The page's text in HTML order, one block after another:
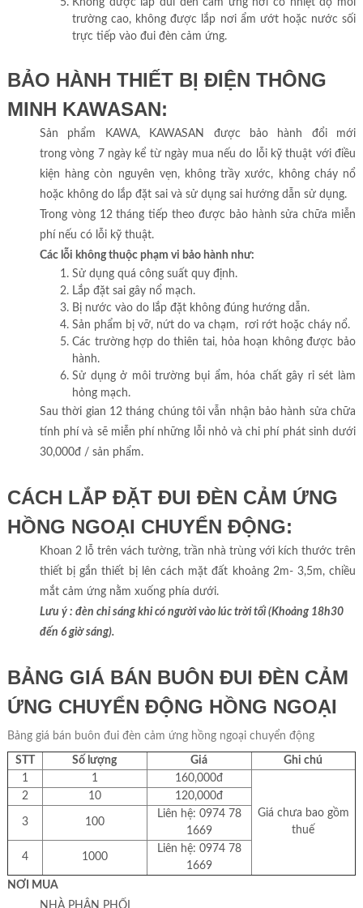
Không được lắp đui đèn cảm ứng nơi có nhiệt độ môi
trường cao, không được lắp nơi ẩm ướt hoặc nước sối
trực tiếp vào đui đèn cảm ứng.
BẢO HÀNH THIẾT BỊ ĐIỆN THÔNG
MINH KAWASAN:
Sản phẩm KAWA, KAWASAN được bảo hành đổi mới
trong vòng 7 ngày kể từ ngày mua nếu do lỗi kỹ thuật với điều
kiện hàng còn nguyên vẹn, không trầy xước, không cháy nổ
hoặc không do lắp đặt sai và sử dụng sai hướng dẫn sử dụng.
Trong vòng 12 tháng tiếp theo được bảo hành sửa chữa miễn
phí nếu có lỗi kỹ thuật.
Các lỗi không thuộc phạm vi bảo hành như:
Sử dụng quá công suất quy định.
Lắp đặt sai gây nổ mạch.
Bị nước vào do lắp đặt không đúng hướng dẫn.
Sản phẩm bị vỡ, nứt do va chạm, rơi rớt hoặc cháy nổ.
Các trường hợp do thiên tai, hỏa hoạn không được bảo
hành.
Sử dụng ở môi trường bụi ẩm, hóa chất gây rỉ sét làm
hỏng mạch.
Sau thời gian 12 tháng chúng tôi vẫn nhận bảo hành sửa chữa
tính phí và sẽ miễn phí những lỗi nhỏ và chi phí phát sinh dưới
30,000đ / sản phẩm.
CÁCH LẮP ĐẶT ĐUI ĐÈN CẢM ỨNG
HỒNG NGOẠI CHUYỂN ĐỘNG:
Khoan 2 lỗ trên vách tường, trần nhà trùng với kích thước trên
thiết bị gắn thiết bị lên cách mặt đất khoảng 2m- 3,5m, chiều
mắt cảm ứng nằm xuống phía dưới.
Lưu ý : đèn chỉ sáng khi có người vào lúc trời tối (Khoảng 18h30
đến 6 giờ sáng).
BẢNG GIÁ BÁN BUÔN ĐUI ĐÈN CẢM
ỨNG CHUYỂN ĐỘNG HỒNG NGOẠI
Bảng giá bán buôn đui đèn cảm ứng hồng ngoại chuyển động
STT Số lượng Giá
Ghi chú
1
1 160,000đ
Giá chưa bao gồm
thuế
2 10 120,000đ
3 100
Liên hệ: 0974 78
1669
4 1000
Liên hệ: 0974 78
1669
NƠI MUA